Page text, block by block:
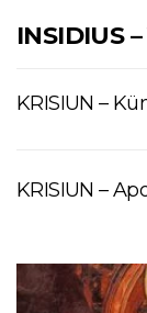
INSIDIUS
KRISIUN –
KRISIUN –